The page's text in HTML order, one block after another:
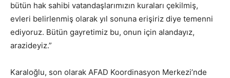
bütün hak sahibi vatandaşlarımızın kuraları çekilmiş,
evleri belirlenmiş olarak yıl sonuna erişiriz diye temenni
ediyoruz. Bütün gayretimiz bu, onun için alandayız,
arazideyiz.”
Karaloğlu, son olarak AFAD Koordinasyon Merkezi’nde